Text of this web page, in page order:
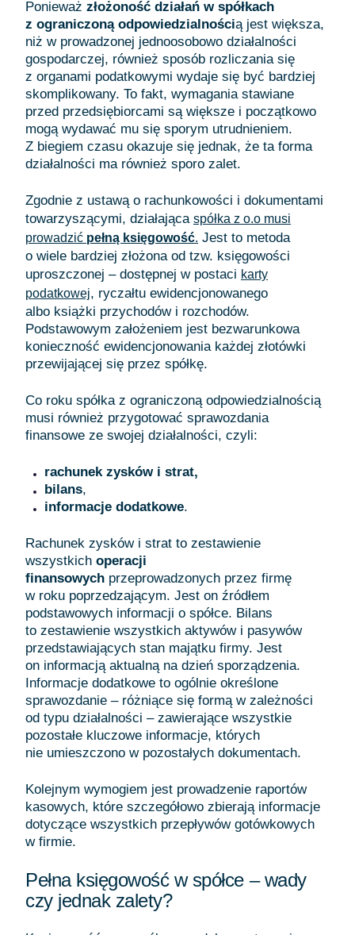
Ponieważ złożoność działań w spółkach
z ograniczoną odpowiedzialnością jest większa,
niż w prowadzonej jednoosobowo działalności
gospodarczej, również sposób rozliczania się
z organami podatkowymi wydaje się być bardziej
skomplikowany. To fakt, wymagania stawiane
przed przedsiębiorcami są większe i początkowo
mogą wydawać mu się sporym utrudnieniem.
Z biegiem czasu okazuje się jednak, że ta forma
działalności ma również sporo zalet.
Zgodnie z ustawą o rachunkowości i dokumentami
towarzyszącymi, działająca spółka z o.o musi
prowadzić pełną księgowość. Jest to metoda
o wiele bardziej złożona od tzw. księgowości
uproszczonej – dostępnej w postaci karty
podatkowej, ryczałtu ewidencjonowanego
albo książki przychodów i rozchodów.
Podstawowym założeniem jest bezwarunkowa
konieczność ewidencjonowania każdej złotówki
przewijającej się przez spółkę.
Co roku spółka z ograniczoną odpowiedzialnością
musi również przygotować sprawozdania
finansowe ze swojej działalności, czyli:
rachunek zysków i strat,
bilans,
informacje dodatkowe.
Rachunek zysków i strat to zestawienie
wszystkich operacji
finansowych przeprowadzonych przez firmę
w roku poprzedzającym. Jest on źródłem
podstawowych informacji o spółce. Bilans
to zestawienie wszystkich aktywów i pasywów
przedstawiających stan majątku firmy. Jest
on informacją aktualną na dzień sporządzenia.
Informacje dodatkowe to ogólnie określone
sprawozdanie – różniące się formą w zależności
od typu działalności – zawierające wszystkie
pozostałe kluczowe informacje, których
nie umieszczono w pozostałych dokumentach.
Kolejnym wymogiem jest prowadzenie raportów
kasowych, które szczegółowo zbierają informacje
dotyczące wszystkich przepływów gotówkowych
w firmie.
Pełna księgowość w spółce – wady
czy jednak zalety?